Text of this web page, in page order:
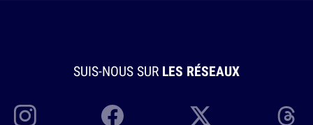
SUIS-NOUS SUR LES RÉSEAUX